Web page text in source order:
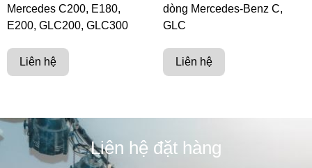
Mercedes C200, E180,
E200, GLC200, GLC300
Liên hệ
dòng Mercedes-Benz C,
GLC
Liên hệ
Liên hệ đặt hàng